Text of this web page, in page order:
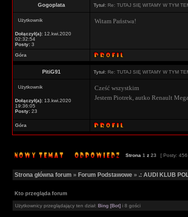
Gogoplata Tytuł: Re: TUTAJ SIĘ WITAMY W TYM
Użytkownik
Dołączył(a): 12.kwi.2020
02:32:54
Posty: 3
Witam Państwa!
Góra
PitiG91 Tytuł: Re: TUTAJ SIĘ WITAMY W TYM
Użytkownik
Dołączył(a): 13.kwi.2020
19:36:05
Posty: 23
Cześć wszystkim
Jestem Piotrek, autko Renault
Góra
Strona 1 z 23 [ Posty: 456
Strona główna forum » Forum Podstawowe » .: AUDI KLUB
Kto przegląda forum
Użytkownicy przeglądający ten dział: Bing [Bot] i 8 gości